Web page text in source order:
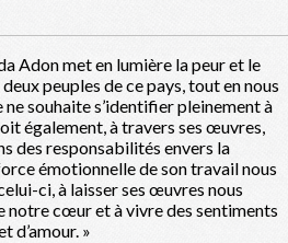
Adon met en lumière la peur et le
peuples de ce pays, tout en nous
souhaite s’identifier pleinement à
également, à travers ses œuvres,
des responsabilités envers la
émotionnelle de son travail nous
ci, à laisser ses œuvres nous
notre cœur et à vivre des sentiments
d’amour. »